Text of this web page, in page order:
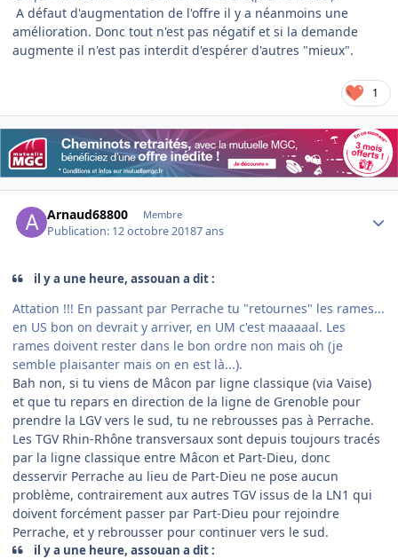
A défaut d'augmentation de l'offre il y a néanmoins une
amélioration. Donc tout n'est pas négatif et si la demande
augmente il n'est pas interdit d'espérer d'autres "mieux".
1
Arnaud68800 Membre
Publication: 12 octobre 20187 ans
il y a une heure, assouan a dit :
Attation !!! En passant par Perrache tu "retournes" les rames...
en US bon on devrait y arriver, en UM c'est maaaaal. Les
rames doivent rester dans le bon ordre non mais oh (je
semble plaisanter mais on en est là...).
Bah non, si tu viens de Mâcon par ligne classique (via Vaise)
et que tu repars en direction de la ligne de Grenoble pour
prendre la LGV vers le sud, tu ne rebrousses pas à Perrache.
Les TGV Rhin-Rhône transversaux sont depuis toujours tracés
par la ligne classique entre Mâcon et Part-Dieu, donc
desservir Perrache au lieu de Part-Dieu ne pose aucun
problème, contrairement aux autres TGV issus de la LN1 qui
doivent forcément passer par Part-Dieu pour rejoindre
Perrache, et y rebrousser pour continuer vers le sud.
il y a une heure, assouan a dit :